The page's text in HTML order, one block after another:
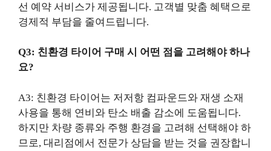
선 예약 서비스가 제공됩니다. 고객별 맞춤 혜택으로
경제적 부담을 줄여드립니다.
Q3: 친환경 타이어 구매 시 어떤 점을 고려해야 하나
요?
A3: 친환경 타이어는 저저항 컴파운드와 재생 소재
사용을 통해 연비와 탄소 배출 감소에 도움됩니다.
하지만 차량 종류와 주행 환경을 고려해 선택해야 하
므로, 대리점에서 전문가 상담을 받는 것을 권장합니